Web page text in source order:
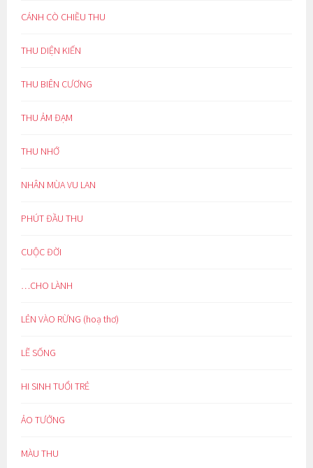
CÁNH CÒ CHIỀU THU
THU DIỆN KIẾN
THU BIÊN CƯƠNG
THU ẢM ĐẠM
THU NHỚ
NHÂN MÙA VU LAN
PHÚT ĐẦU THU
CUỘC ĐỜI
…CHO LÀNH
LẺN VÀO RỪNG (hoạ thơ)
LẼ SỐNG
HI SINH TUỔI TRẺ
ẢO TƯỞNG
MÀU THU